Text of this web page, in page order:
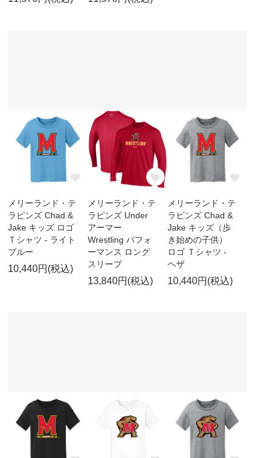
メリーランド・テ
ラピンズ Chad &
Jake キッズ ロゴ
Ｔシャツ - ライト
ブルー
10,440円(税込)
メリーランド・テ
ラピンズ Under
アーマー
Wrestling パフォ
ーマンス ロング
スリーブ
13,840円(税込)
メリーランド・テ
ラピンズ Chad &
Jake キッズ（歩
き始めの子供）
ロゴ Ｔシャツ -
ヘザ
10,440円(税込)